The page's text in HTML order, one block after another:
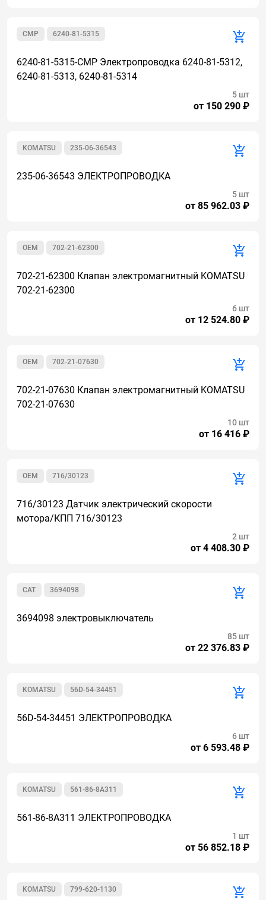
6240-81-5315
CMP
6240-81-5315-CMP Электропроводка 6240-81-5312,
6240-81-5313, 6240-81-5314
от 150 290 ₽
5 шт
235-06-36543
KOMATSU
235-06-36543 ЭЛЕКТРОПРОВОДКА
от 85 962.03 ₽
5 шт
702-21-62300
OEM
702-21-62300 Клапан электромагнитный KOMATSU
702-21-62300
от 12 524.80 ₽
6 шт
702-21-07630
OEM
702-21-07630 Клапан электромагнитный KOMATSU
702-21-07630
от 16 416 ₽
10 шт
716/30123
OEM
716/30123 Датчик электрический скорости
мотора/КПП 716/30123
от 4 408.30 ₽
2 шт
3694098
CAT
3694098 электровыключатель
от 22 376.83 ₽
85 шт
56D-54-34451
KOMATSU
56D-54-34451 ЭЛЕКТРОПРОВОДКА
от 6 593.48 ₽
6 шт
561-86-8A311
KOMATSU
561-86-8A311 ЭЛЕКТРОПРОВОДКА
от 56 852.18 ₽
1 шт
799-620-1130
KOMATSU